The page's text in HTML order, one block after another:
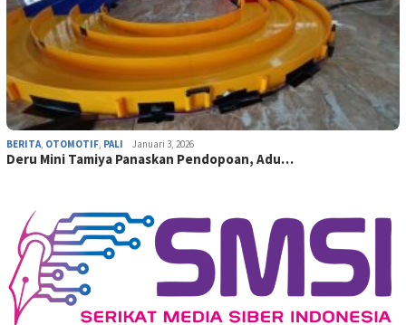
BERITA OTOMOTIF PALI Januari 3, 2026
Deru Mini Tamiya Panaskan Pendopoan, Adu…